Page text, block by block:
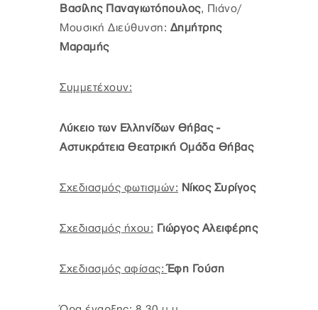
Βασίλης Παναγιωτόπουλος, Πιάνο/
Μουσική Διεύθυνση: Δημήτρης
Μαραμής
Συμμετέχουν:
Λύκειο των Ελληνίδων Θήβας -
Αστυκράτεια Θεατρική Ομάδα Θήβας
Σχεδιασμός φωτισμών: Νίκος Συρίγος
Σχεδιασμός ήχου: Γιώργος Αλειφέρης
Σχεδιασμός αφίσας:Έφη Γούση